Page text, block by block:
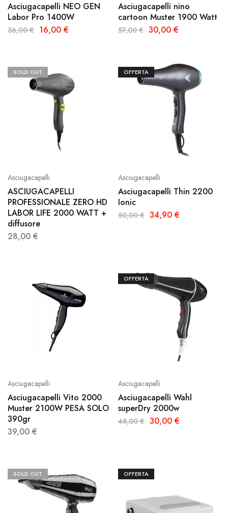
Asciugacapelli NEO GEN
Labor Pro 1400W
36,00€ 16,00 €
Asciugacapelli nino
cartoon Muster 1900 Watt
57,00€ 30,00 €
SOLD OUT
Asciugacapelli
ASCIUGACAPELLI
PROFESSIONALE ZERO HD
LABOR LIFE 2000 WATT +
diffusore
28,00 €
OFFERTA
Asciugacapelli
Asciugacapelli Thin 2200
Ionic
50,00€ 34,90 €
Asciugacapelli
Asciugacapelli Vito 2000
Muster 2100W PESA SOLO
390gr
39,00 €
OFFERTA
Asciugacapelli
Asciugacapelli Wahl
superDry 2000w
48,00€ 30,00 €
SOLD OUT OFFERTA